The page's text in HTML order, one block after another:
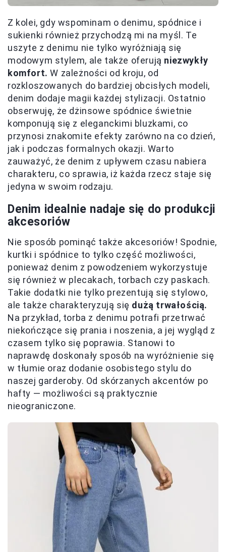
Z kolei, gdy wspominam o denimu, spódnice i
sukienki również przychodzą mi na myśl. Te
uszyte z denimu nie tylko wyróżniają się
modowym stylem, ale także oferują niezwykły
komfort. W zależności od kroju, od
rozkloszowanych do bardziej obcisłych modeli,
denim dodaje magii każdej stylizacji. Ostatnio
obserwuję, że dżinsowe spódnice świetnie
komponują się z eleganckimi bluzkami, co
przynosi znakomite efekty zarówno na co dzień,
jak i podczas formalnych okazji. Warto
zauważyć, że denim z upływem czasu nabiera
charakteru, co sprawia, iż każda rzecz staje się
jedyna w swoim rodzaju.
Denim idealnie nadaje się do produkcji
akcesoriów
Nie sposób pominąć także akcesoriów! Spodnie,
kurtki i spódnice to tylko część możliwości,
ponieważ denim z powodzeniem wykorzystuje
się również w plecakach, torbach czy paskach.
Takie dodatki nie tylko prezentują się stylowo,
ale także charakteryzują się dużą trwałością.
Na przykład, torba z denimu potrafi przetrwać
niekończące się prania i noszenia, a jej wygląd z
czasem tylko się poprawia. Stanowi to
naprawdę doskonały sposób na wyróżnienie się
w tłumie oraz dodanie osobistego stylu do
naszej garderoby. Od skórzanych akcentów po
hafty — możliwości są praktycznie
nieograniczone.